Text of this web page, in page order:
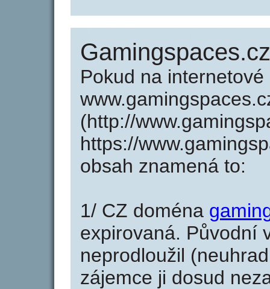
Gamingspaces.cz
Pokud na internetové
(http://
https://
obsah znamená to:
1/ CZ doména
expirovaná. Původní
neprodloužil
zájemce ji dosud